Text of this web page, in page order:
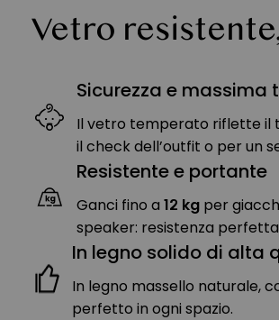
Vetro
Sicurezza e massima
Il vetro temperato riflette il
il check dell’outfit o per un
Resistente e portante
Ganci fino a 12 kg per
speaker: resistenza
In legno solido di alta
In legno massello naturale,
perfetto in ogni spazio.